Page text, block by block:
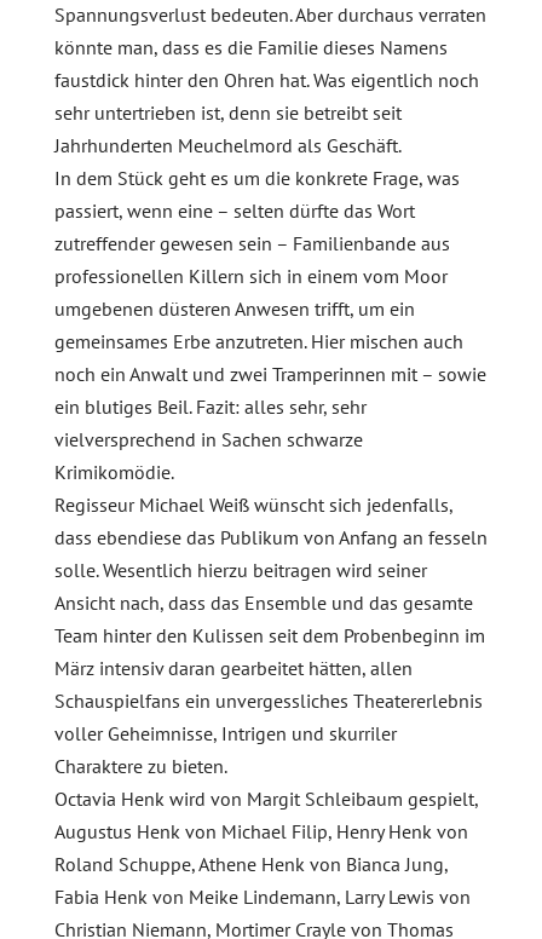
Spannungsverlust bedeuten. Aber durchaus verraten
könnte man, dass es die Familie dieses Namens
faustdick hinter den Ohren hat. Was eigentlich noch
sehr untertrieben ist, denn sie betreibt seit
Jahrhunderten Meuchelmord als Geschäft.
In dem Stück geht es um die konkrete Frage, was
passiert, wenn eine – selten dürfte das Wort
zutreffender gewesen sein – Familienbande aus
professionellen Killern sich in einem vom Moor
umgebenen düsteren Anwesen trifft, um ein
gemeinsames Erbe anzutreten. Hier mischen auch
noch ein Anwalt und zwei Tramperinnen mit – sowie
ein blutiges Beil. Fazit: alles sehr, sehr
vielversprechend in Sachen schwarze
Krimikomödie.
Regisseur Michael Weiß wünscht sich jedenfalls,
dass ebendiese das Publikum von Anfang an fesseln
solle. Wesentlich hierzu beitragen wird seiner
Ansicht nach, dass das Ensemble und das gesamte
Team hinter den Kulissen seit dem Probenbeginn im
März intensiv daran gearbeitet hätten, allen
Schauspielfans ein unvergessliches Theatererlebnis
voller Geheimnisse, Intrigen und skurriler
Charaktere zu bieten.
Octavia Henk wird von Margit Schleibaum gespielt,
Augustus Henk von Michael Filip, Henry Henk von
Roland Schuppe, Athene Henk von Bianca Jung,
Fabia Henk von Meike Lindemann, Larry Lewis von
Christian Niemann, Mortimer Crayle von Thomas